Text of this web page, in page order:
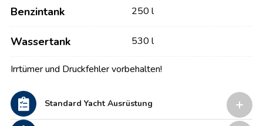
Benzintank 250 l
Wassertank 530 l
Irrtümer und Druckfehler vorbehalten!
Standard Yacht Ausrüstung